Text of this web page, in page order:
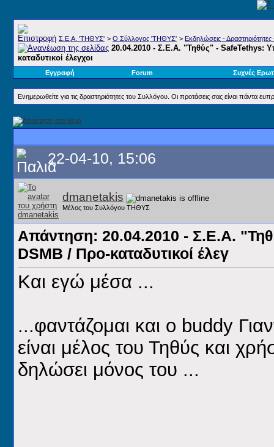
Σ.E.A. 'ΤΗΘΥΣ' > Ο Σύλλογος 'ΤΗΘΥΣ' > Εκδηλώσεις -
20.04.2010 - Σ.Ε.Α. "Τηθύς" - SafeTethys:
καταδυτικοί έλεγχοι
Εγγραφή Forum Συχνές
Ενημερωθείτε για τις δραστηριότητες του Συλλόγου. Οι προτάσεις σας είναι πάντα
22-04-10, 15:06
dmanetakis
Μέλος του Συλλόγου ΤΗΘΥΣ
Απάντηση: 20.04.2010 - Σ.Ε.Α.
DSMB / Προ-καταδυτικοί έλεγ
Και εγώ μέσα ...
...φαντάζομαι και ο buddy
είναι μέλος του Τηθύς και
δηλώσει μόνος του ...